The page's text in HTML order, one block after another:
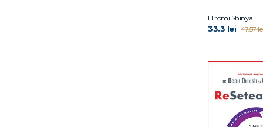
Hiromi Shinya
33.3 lei 47.57